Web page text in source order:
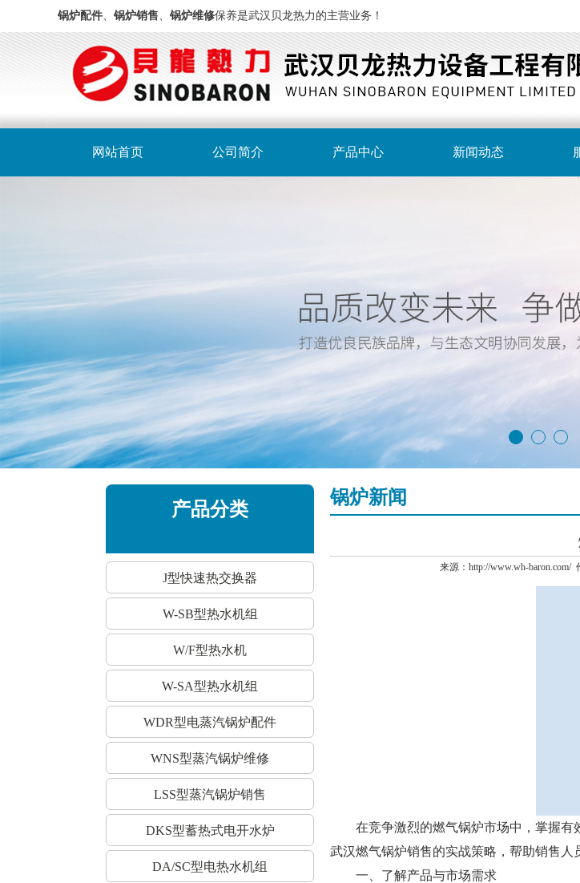
锅炉配件、 锅炉销售、 锅炉维修保养是武汉贝龙热力的主营业务！
网站首页 公司简介 产品中心 新闻动态
产品分类
J型快速热交换器
W-SB型热水机组
W/F型热水机
W-SA型热水机组
WDR型电蒸汽锅炉配件
WNS型蒸汽锅炉维修
LSS型蒸汽锅炉销售
DKS型蓄热式电开水炉
DA/SC型电热水机组
锅炉新闻
来源：http://www.wh-
在竞争激烈的燃气锅炉市场中，掌握有
武汉燃气锅炉销售的实战策略，帮助销售人
一、了解产品与市场需求